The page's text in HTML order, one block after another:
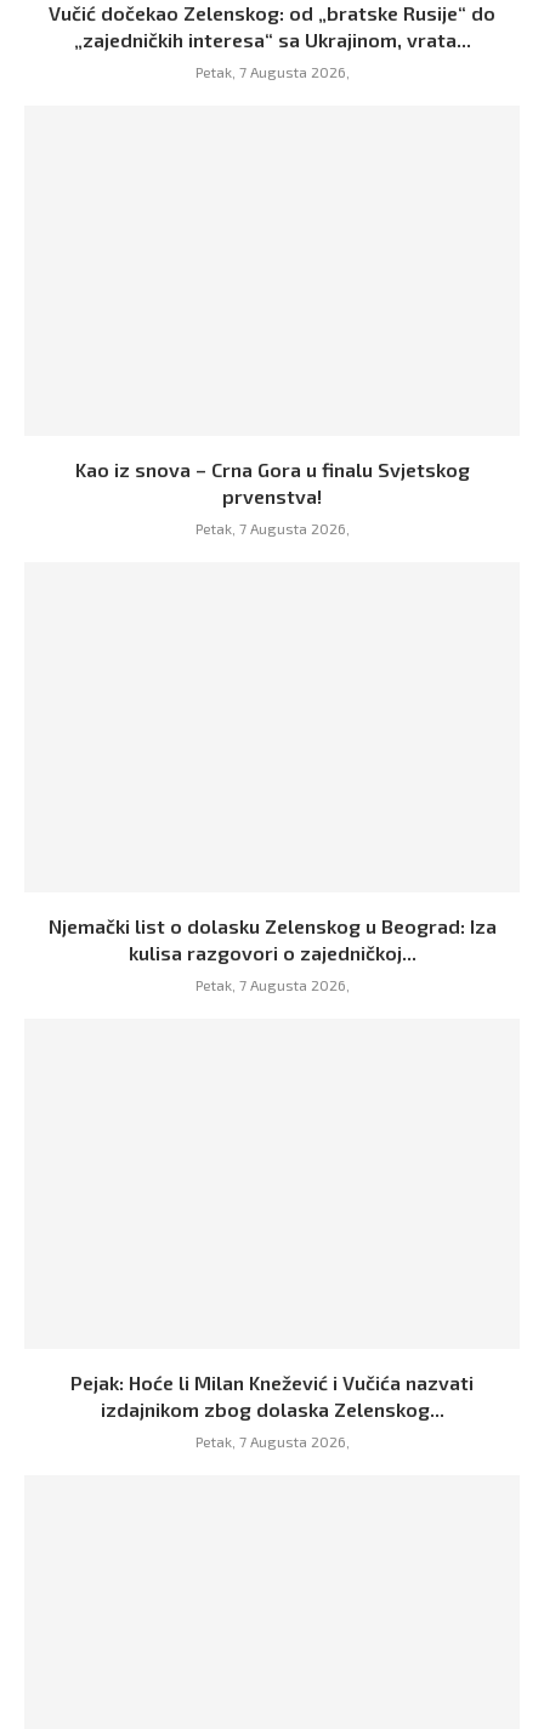
Vučić dočekao Zelenskog: od „bratske Rusije“ do
„zajedničkih interesa“ sa Ukrajinom, vrata...
Petak, 7 Augusta 2026,
Kao iz snova – Crna Gora u finalu Svjetskog
prvenstva!
Petak, 7 Augusta 2026,
Njemački list o dolasku Zelenskog u Beograd: Iza
kulisa razgovori o zajedničkoj...
Petak, 7 Augusta 2026,
Pejak: Hoće li Milan Knežević i Vučića nazvati
izdajnikom zbog dolaska Zelenskog...
Petak, 7 Augusta 2026,